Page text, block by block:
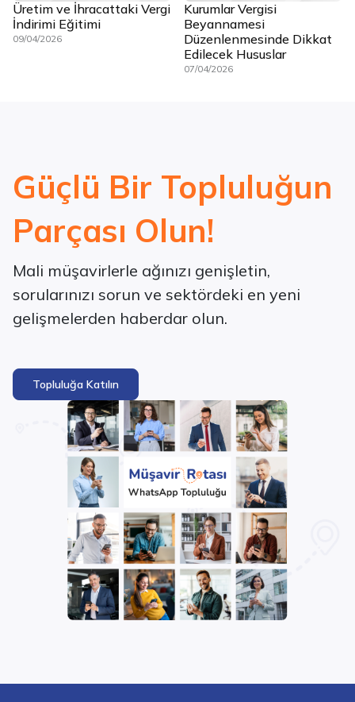
Üretim ve İhracattaki Vergi
İndirimi Eğitimi
09/04/2026
Kurumlar Vergisi
Beyannamesi
Düzenlenmesinde Dikkat
Edilecek Hususlar
07/04/2026
Güçlü Bir Topluluğun
Parçası Olun!
Mali müşavirlerle ağınızı genişletin,
sorularınızı sorun ve sektördeki en yeni
gelişmelerden haberdar olun.
Topluluğa Katılın